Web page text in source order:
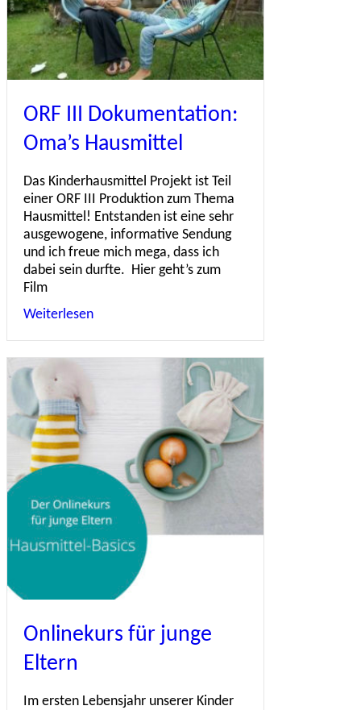
ORF III Dokumentation:
Oma’s Hausmittel
Das Kinderhausmittel Projekt ist Teil
einer ORF III Produktion zum Thema
Hausmittel! Entstanden ist eine sehr
ausgewogene, informative Sendung
und ich freue mich mega, dass ich
dabei sein durfte. Hier geht’s zum
Film
Weiterlesen
Onlinekurs für junge
Eltern
Im ersten Lebensjahr unserer Kinder